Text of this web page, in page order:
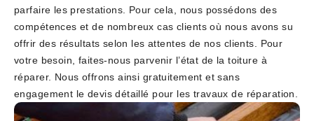
parfaire les prestations. Pour cela, nous possédons des
compétences et de nombreux cas clients où nous avons su
offrir des résultats selon les attentes de nos clients. Pour
votre besoin, faites-nous parvenir l’état de la toiture à
réparer. Nous offrons ainsi gratuitement et sans
engagement le devis détaillé pour les travaux de réparation.